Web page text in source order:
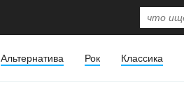
Альтернатива Рок Классика